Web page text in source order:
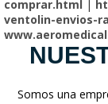
comprar.html |
ventolin-envios-
Somos una